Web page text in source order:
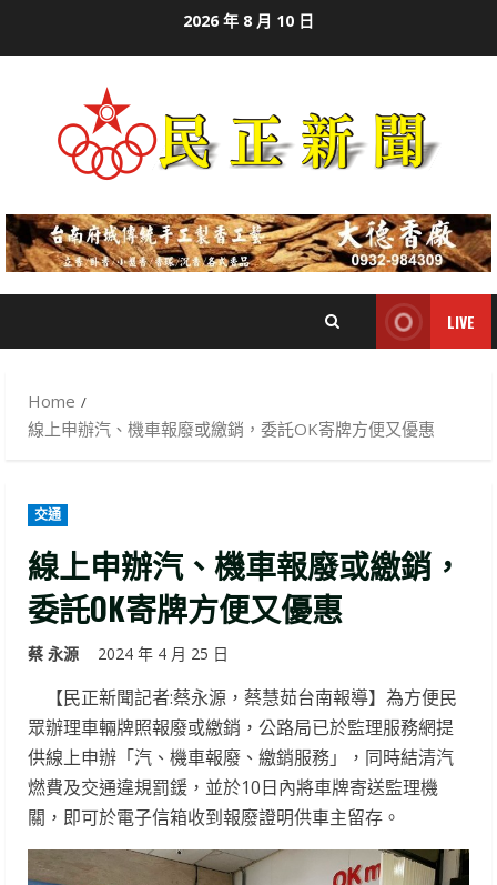
2026 年 8 月 10 日
LIVE
Home
線上申辦汽、機車報廢或繳銷，委託OK寄牌方便又優惠
交通
線上申辦汽、機車報廢或繳銷，
委託OK寄牌方便又優惠
蔡 永源 2024 年 4 月 25 日
【民正新聞記者:蔡永源，蔡慧茹台南報導】為方便民
眾辦理車輛牌照報廢或繳銷，公路局已於監理服務網提
供線上申辦「汽、機車報廢、繳銷服務」，同時結清汽
燃費及交通違規罰鍰，並於10日內將車牌寄送監理機
關，即可於電子信箱收到報廢證明供車主留存。